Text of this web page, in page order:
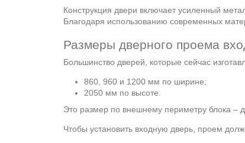
Конструкция двери включает усиленный
Благодаря использованию современных
Размеры дверного проема
Большинство дверей, которые сейчас
860, 960 и 1200 мм по ширине;
2050 мм по высоте.
Это размер по внешнему периметру блока –
Чтобы установить входную дверь, проем